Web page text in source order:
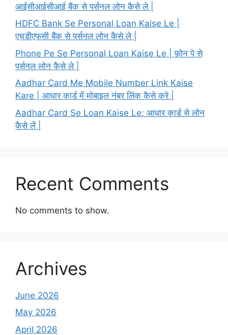
आईसीआईसीआई बैंक से पर्सनल लोन कैसे ले |
HDFC Bank Se Personal Loan Kaise Le |
एचडीएफसी बैंक से पर्सनल लोन कैसे ले |
Phone Pe Se Personal Loan Kaise Le | फ़ोन पे से
पर्सनल लोन कैसे ले |
Aadhar Card Me Mobile Number Link Kaise
Kare | आधार कार्ड में मोबाइल नंबर लिंक कैसे करे |
Aadhar Card Se Loan Kaise Le: आधार कार्ड से लोन
कैसे लें |
Recent Comments
No comments to show.
Archives
June 2026
May 2026
April 2026